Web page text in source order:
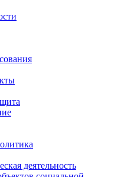
деятельность